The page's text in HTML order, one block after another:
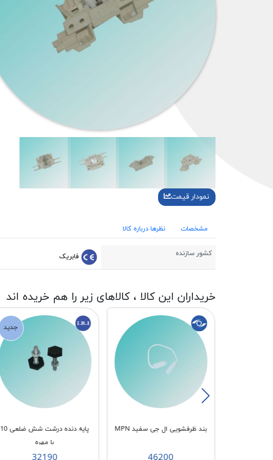
نمودار قیمت
مشخصات نظرها درباره کالا
کشور سازنده فابریک
خریداران این کالا ، کالاهای زیر را هم خریده اند
بند ظرفشویی ال جی سفید MPN
جدید
پايه دنده درشت شش ضلعی 10
با مهره